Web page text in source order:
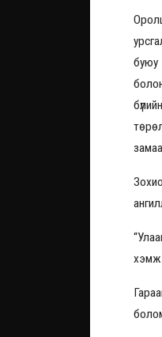
буюу